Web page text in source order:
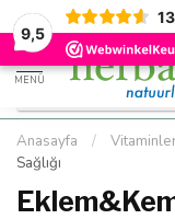
9,5
Kostenloser DE-
Schnell geliefert
MENÜ
Anasayfa /
Sağlığı